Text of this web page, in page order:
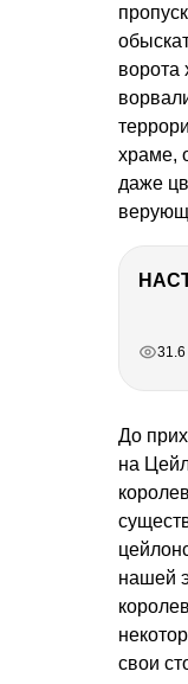
ворота
храме,
даже
До
на
нашей
свои